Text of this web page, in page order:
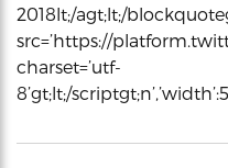
2018lt;/agt;lt;/
src=’https://
charset=’utf-
8’gt;lt;/